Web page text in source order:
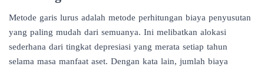
Metode garis lurus adalah metode perhitungan biaya penyusutan
yang paling mudah dari semuanya. Ini melibatkan alokasi
sederhana dari tingkat depresiasi yang merata setiap tahun
selama masa manfaat aset. Dengan kata lain, jumlah biaya